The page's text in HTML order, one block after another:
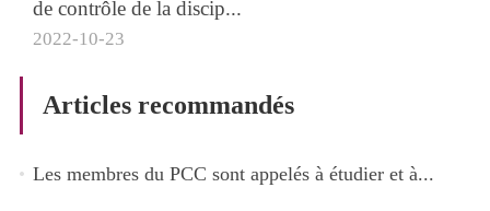
de contrôle de la discip...
2022-10-23
Articles recommandés
Les membres du PCC sont appelés à étudier et à...